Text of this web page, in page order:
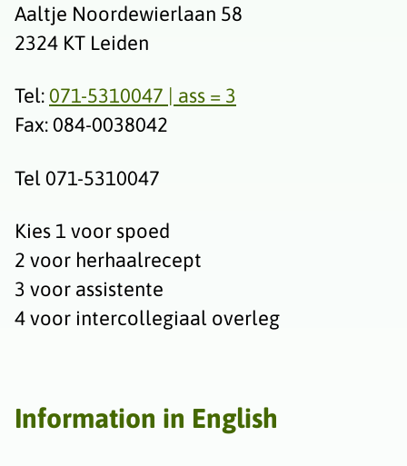
Aaltje Noordewierlaan 58
2324 KT Leiden
Tel:071-5310047 | ass = 3
Fax: 084-0038042‬
Tel 071-5310047
Kies 1 voor spoed
2 voor herhaalrecept
3 voor assistente
4 voor intercollegiaal overleg
Information in English